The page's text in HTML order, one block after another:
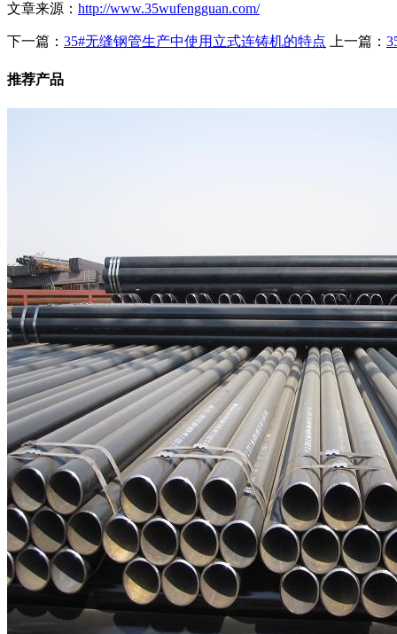
文章来源： http://www.35wufengguan.com/
下一篇： 35#无缝钢管生产中使用立式连铸机的特点 上一篇：
推荐产品